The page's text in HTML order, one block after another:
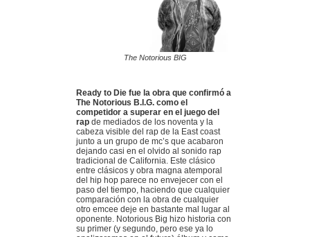
The Notorious BIG
Ready to Die fue la obra que confirmó a
The Notorious B.I.G. como el
competidor a superar en el juego del
rap de mediados de los noventa y la
cabeza visible del rap de la East coast
junto a un grupo de mc’s que acabaron
dejando casi en el olvido al sonido rap
tradicional de California. Este clásico
entre clásicos y obra magna atemporal
del hip hop parece no envejecer con el
paso del tiempo, haciendo que cualquier
comparación con la obra de cualquier
otro emcee deje en bastante mal lugar al
oponente. Notorious Big hizo historia con
su primer (y segundo, pero ese ya lo